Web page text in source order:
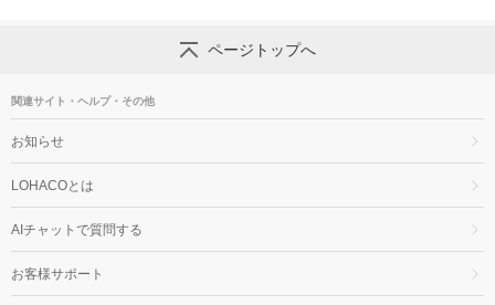
ページトップへ
関連サイト・ヘルプ・その他
お知らせ
LOHACOとは
AIチャットで質問する
お客様サポート